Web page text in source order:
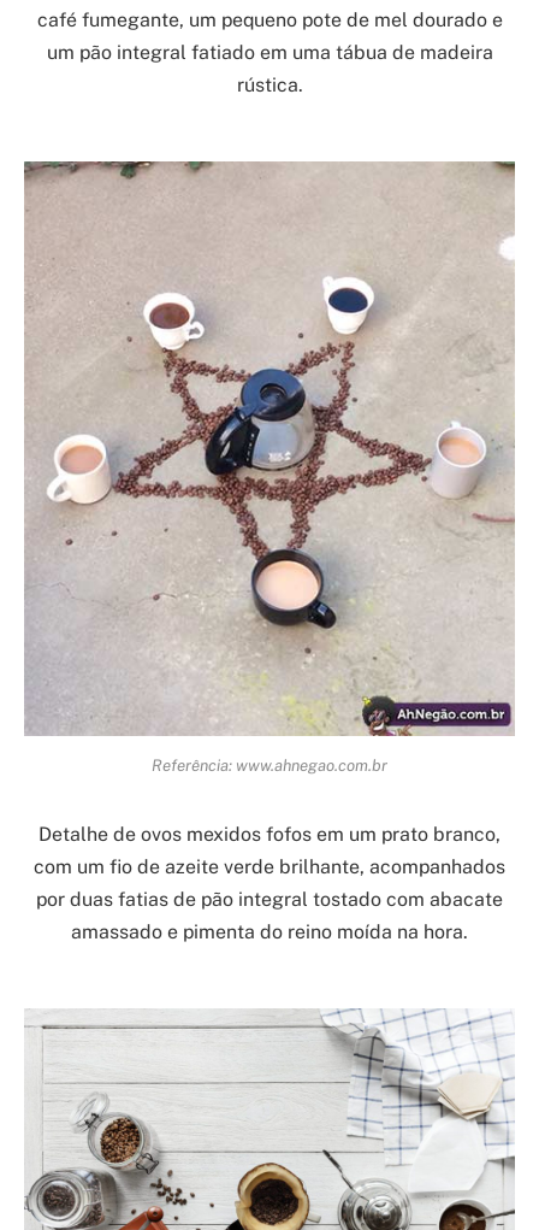
café fumegante, um pequeno pote de mel dourado e
um pão integral fatiado em uma tábua de madeira
rústica.
Referência: www.ahnegao.com.br
Detalhe de ovos mexidos fofos em um prato branco,
com um fio de azeite verde brilhante, acompanhados
por duas fatias de pão integral tostado com abacate
amassado e pimenta do reino moída na hora.